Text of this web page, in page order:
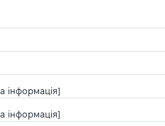
інформація]
інформація]